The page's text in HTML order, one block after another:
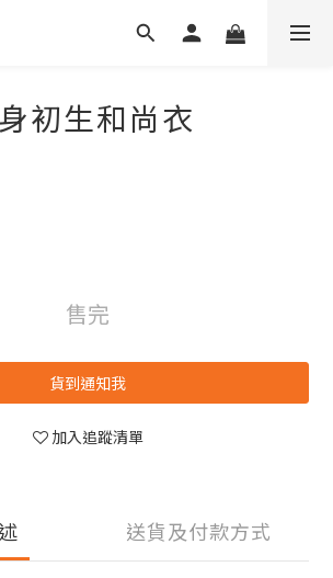
初生和尚衣
售完
貨到通知我
加入追蹤清單
送貨及付款方式